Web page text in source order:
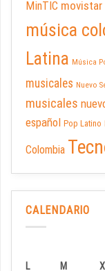
MinTIC movistar
música
Latina Música
musicales Nuevo
musicales
español Pop Latino
Colombia
CALENDARIO
L M X